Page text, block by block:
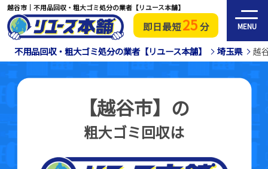
即日最短25分 MENU
越谷市｜不用品回収・粗大ゴミ処分の業者【リユース本舗】
不用品回収・粗大ゴミ処分の業者【リユース本舗】 埼玉県 越
【越谷市】の
粗大ゴミ回収は